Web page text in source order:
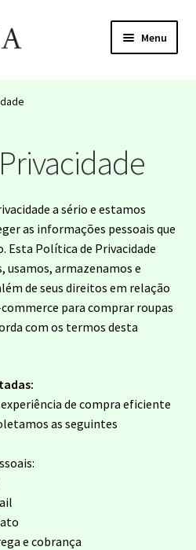
Menu
a sério e estamos
as informações pessoais que
Esta Política de Privacidade
usamos, armazenamos e
de seus direitos em relação
para comprar roupas
com os termos desta
de compra eficiente
as seguintes
e cobrança